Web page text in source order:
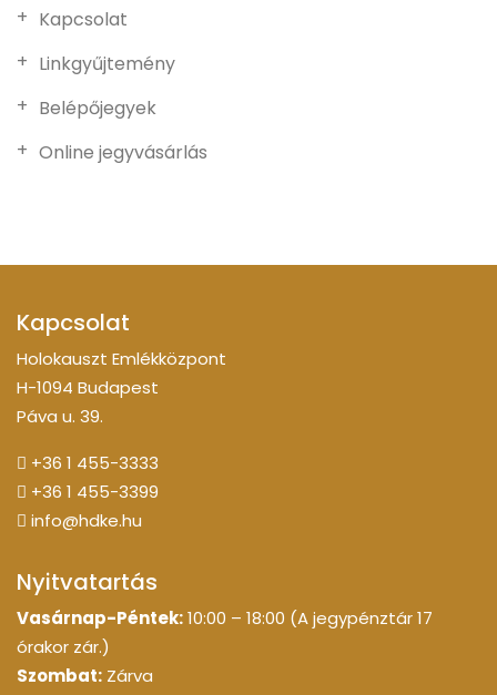
Kapcsolat
Linkgyűjtemény
Belépőjegyek
Online jegyvásárlás
Kapcsolat
Holokauszt Emlékközpont
H-1094 Budapest
Páva u. 39.
+36 1 455-3333
+36 1 455-3399
info@hdke.hu
Nyitvatartás
Vasárnap-Péntek:10:00 – 18:00 (A jegypénztár 17
órakor zár.)
Szombat: Zárva